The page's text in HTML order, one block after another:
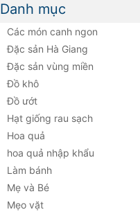
Danh mục
Các món canh ngon
Đặc sản Hà Giang
Đặc sản vùng miền
Đồ khô
Đồ ướt
Hạt giống rau sạch
Hoa quả
hoa quả nhập khẩu
Làm bánh
Mẹ và Bé
Mẹo vặt